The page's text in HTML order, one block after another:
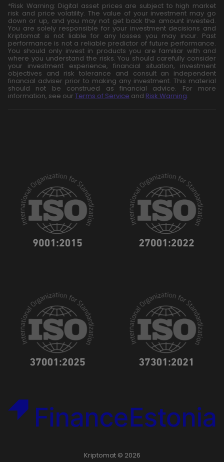
*Risk Warning: Digital asset prices are subject to high market
risk and price volatility. The value of your investment may go
down or up, and you may not get back the amount invested.
You are solely responsible for your investment decisions and
Kriptomat is not liable for any losses you may incur. Past
performance is not a reliable predictor of future performance.
You should only invest in products you are familiar with and
where you understand the risks. You should carefully consider
your investment experience, financial situation, investment
objectives and risk tolerance and consult an independent
financial adviser prior to making any investment. This material
should not be construed as financial advice. For more
information, see our Terms of Service and Risk Warning.
Kriptomat © 2026